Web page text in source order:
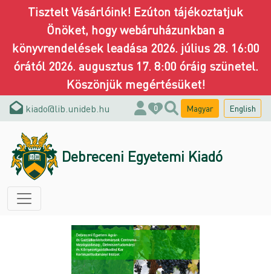
Tisztelt Vásárlóink! Ezúton tájékoztatjuk
Önöket, hogy webáruházunkban a
könyvrendelések leadása 2026. július 28. 16:00
órától 2026. augusztus 17. 8:00 óráig szünetel.
Köszönjük megértésüket!
kiado@lib.unideb.hu 0 Magyar English
Debreceni Egyetemi Kiadó